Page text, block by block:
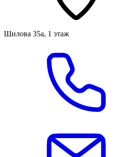
Шилова 35а, 1 этаж